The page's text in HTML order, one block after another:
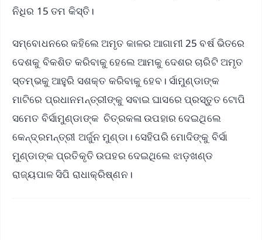
ନିଧିର 15 ତମ କିସ୍ତି।
ସମ୍ବୋଧନରେ କହିଲେ ଅମୃତ କାଳର ଆଗାମୀ 25 ବର୍ଷ ଭିତରେ
ଦେଶକୁ ବିକଶିତ କରିବାକୁ ହେଲେ ଆମକୁ ଦେଶର ଚାରିଟି ଅମୃତ
ସ୍ତମ୍ଭକୁ ଆହୁରି ସଶକ୍ତ କରିବାକୁ ହେବ। ର୍ସାମୁଣ୍ଡାଙ୍କ
ମାଟିରେ ପ୍ରଧାନମନ୍ତ୍ରୀଙ୍କୁ ସବାଇ ଘାସରେ ପ୍ରସ୍ତୁତ ଟୋପି
ସମେତ ବିର୍ସାମୁଣ୍ଡାଙ୍କ ଚିତ୍ରକଳା ଉପହାର ଦେଇଥିଲେ
କେନ୍ଦ୍ରମନ୍ତ୍ରୀ ଅର୍ଜୁନ ମୁଣ୍ଡା। ସେହିପରି ମୋଦିଙ୍କୁ ବିର୍ସା
ମୁଣ୍ଡାଙ୍କ ପ୍ରତିକୃତି ଉପହର ଦେଇଥିଲେ ଝାଡ଼ଖଣ୍ଡ
ରାଜ୍ୟପାଳ ସିପି ରାଧାକ୍ରିଷ୍ଣନ।